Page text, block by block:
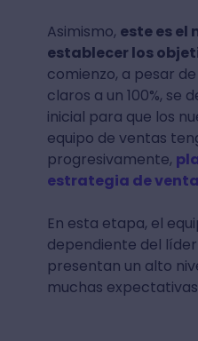
Asimismo, este es el
establecer los
comienzo, a pesar
claros a un 100%, se
inicial para que los
equipo de ventas
progresivamente,
estrategia de
En esta etapa, el
dependiente del
presentan un alto
muchas